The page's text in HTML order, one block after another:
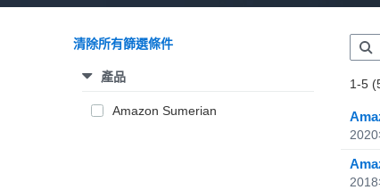
清除所有篩選條件
產品
Amazon Sumerian
1-5